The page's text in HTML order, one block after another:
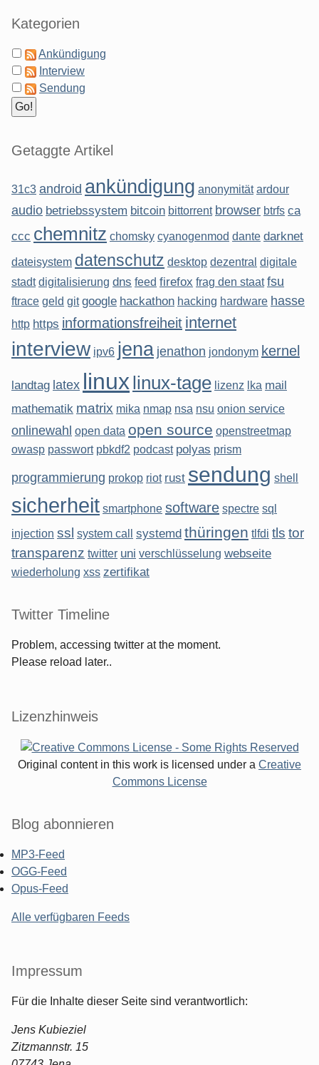
Kategorien
Ankündigung
Interview
Sendung
Getaggte Artikel
31c3 android ankündigung anonymität ardour
audio betriebssystem bitcoin bittorrent browser btrfs ca
ccc chemnitz chomsky cyanogenmod dante darknet
dateisystem datenschutz desktop dezentral digitale
stadt digitalisierung dns feed firefox frag den staat fsu
ftrace geld git google hackathon hacking hardware hasse
http https informationsfreiheit internet
interview ipv6 jena jenathon jondonym kernel
landtag latex linuxlinux-tage lizenz lka mail
mathematik matrix mika nmap nsa nsu onion service
onlinewahl open data open source openstreetmap
owasp passwort pbkdf2 podcast polyas prism
programmierung prokop riot rust sendung shell
sicherheit smartphone software spectre sql
injection ssl system call systemd thüringen tlfdi tls tor
transparenz twitter uni verschlüsselung webseite
wiederholung xss zertifikat
Twitter Timeline
Problem, accessing twitter at the moment.
Please reload later..
Lizenzhinweis
Original content in this work is licensed under a Creative
Commons License
Blog abonnieren
MP3-Feed
OGG-Feed
Opus-Feed
Alle verfügbaren Feeds
Impressum
Für die Inhalte dieser Seite sind verantwortlich:
Jens Kubieziel
Zitzmannstr. 15